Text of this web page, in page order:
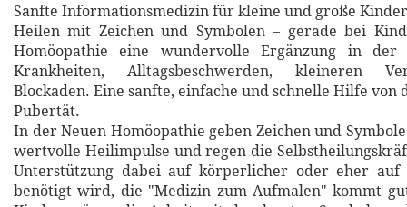
Sanfte Informationsmedizin für kleine und große Kinder
Heilen mit Zeichen und Symbolen – gerade bei
Homöopathie eine wundervolle Ergänzung in der
Krankheiten, Alltagsbeschwerden, kleineren
Blockaden. Eine sanfte, einfache und schnelle Hilfe von
Pubertät.
In der Neuen Homöopathie geben Zeichen und
wertvolle Heilimpulse und regen die
Unterstützung dabei auf körperlicher oder eher auf
benötigt wird, die "Medizin zum Aufmalen" kommt